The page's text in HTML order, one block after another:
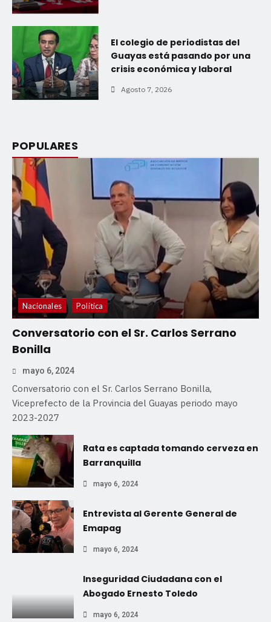
El colegio de periodistas del
Guayas está pasando por una
crisis económica y laboral
Agosto 7, 2026
POPULARES
Nacionales Política
Conversatorio con el Sr. Carlos Serrano
Bonilla
mayo 6, 2024
Conversatorio con el Sr. Carlos Serrano Bonilla,
Viceprefecto de la Provincia del Guayas periodo mayo
2023-2027
Rata es captada tomando cerveza en
Barranquilla
mayo 6, 2024
Entrevista al Gerente General de
Emapag
mayo 6, 2024
Inseguridad Ciudadana con el
Abogado Ernesto Toledo
mayo 6, 2024